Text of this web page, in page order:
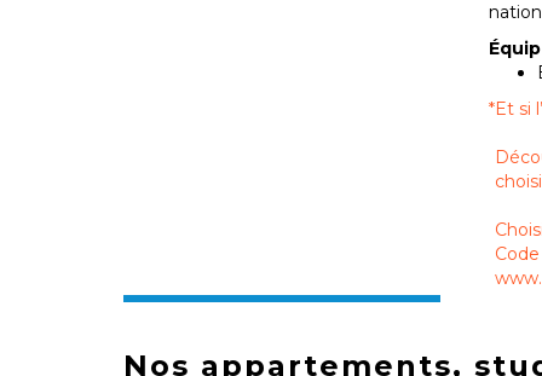
*Et si
Nos appartements,